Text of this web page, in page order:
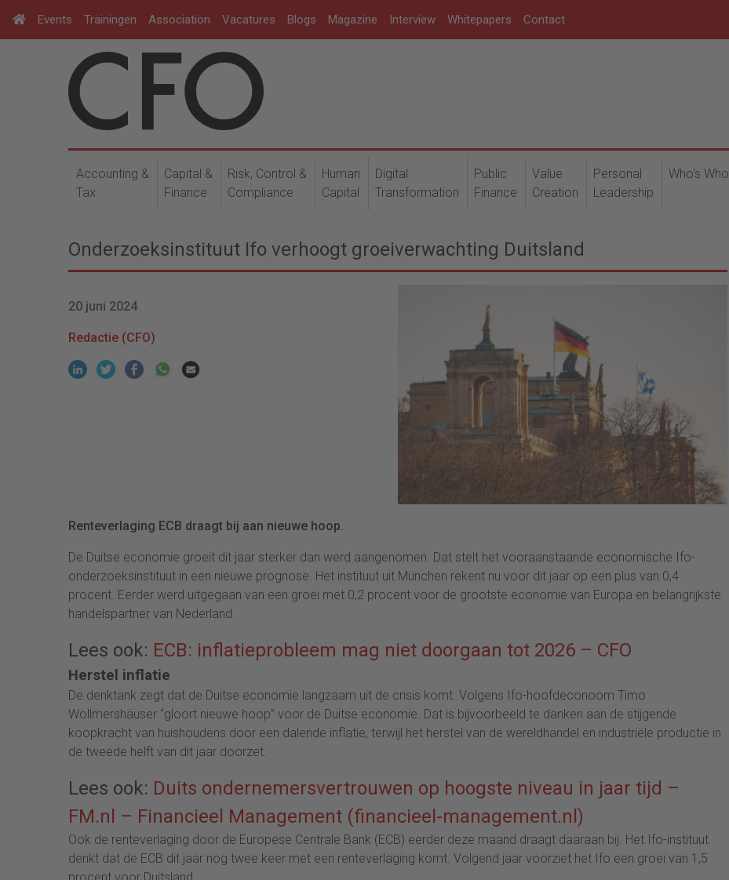
Events Trainingen Association Vacatures Blogs Magazine Interview Whitepapers Contact
Accounting &
Tax
Capital &
Finance
Risk, Control &
Compliance
Human
Capital
Digital
Transformation
Public
Finance
Value
Creation
Personal
Leadership
Who's Who
Onderzoeksinstituut Ifo verhoogt groeiverwachting Duitsland
20 juni 2024
Redactie (CFO)
Renteverlaging ECB draagt bij aan nieuwe hoop.
De Duitse economie groeit dit jaar sterker dan werd aangenomen. Dat stelt het vooraanstaande economische Ifo-
onderzoeksinstituut in een nieuwe prognose. Het instituut uit München rekent nu voor dit jaar op een plus van 0,4
procent. Eerder werd uitgegaan van een groei met 0,2 procent voor de grootste economie van Europa en belangrijkste
handelspartner van Nederland.
Lees ook: ECB: inflatieprobleem mag niet doorgaan tot 2026 – CFO
Herstel inflatie
De denktank zegt dat de Duitse economie langzaam uit de crisis komt. Volgens Ifo-hoofdeconoom Timo
Wollmershäuser “gloort nieuwe hoop” voor de Duitse economie. Dat is bijvoorbeeld te danken aan de stijgende
koopkracht van huishoudens door een dalende inflatie, terwijl het herstel van de wereldhandel en industriële productie in
de tweede helft van dit jaar doorzet.
Lees ook: Duits ondernemersvertrouwen op hoogste niveau in jaar tijd –
FM.nl – Financieel Management (financieel-management.nl)
Ook de renteverlaging door de Europese Centrale Bank (ECB) eerder deze maand draagt daaraan bij. Het Ifo-instituut
denkt dat de ECB dit jaar nog twee keer met een renteverlaging komt. Volgend jaar voorziet het Ifo een groei van 1,5